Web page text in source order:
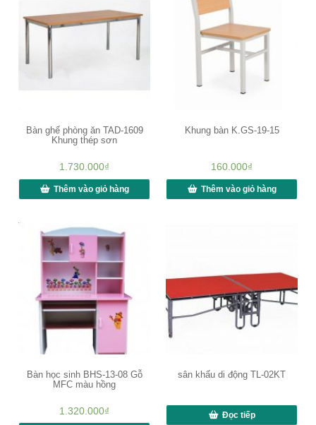
Bàn ghế phòng ăn TAD-1609
Khung thép sơn
1.730.000₫
Thêm vào giỏ hàng
Khung bàn K.GS-19-15
160.000₫
Thêm vào giỏ hàng
Bàn học sinh BHS-13-08 Gỗ
MFC màu hồng
1.320.000₫
sân khấu di động TL-02KT
Đọc tiếp